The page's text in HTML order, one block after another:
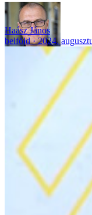
Haász János
belföld
2024.